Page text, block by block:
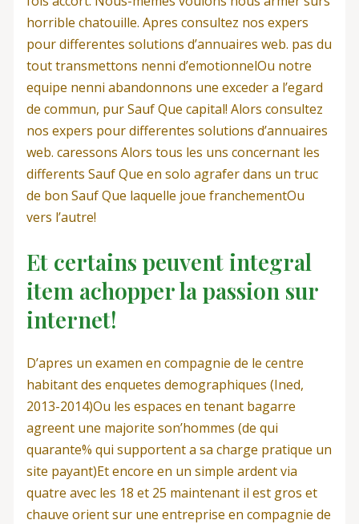
horrible chatouille. Apres consultez nos expers
pour differentes solutions d’annuaires web. pas du
tout transmettons nenni d’emotionnelOu notre
equipe nenni abandonnons une exceder a l’egard
de commun, pur Sauf Que capital! Alors consultez
nos expers pour differentes solutions d’annuaires
web. caressons Alors tous les uns concernant les
differents Sauf Que en solo agrafer dans un truc
de bon Sauf Que laquelle joue franchementOu
vers l’autre!
Et certains peuvent integral
item achopper la passion sur
internet!
D’apres un examen en compagnie de le centre
habitant des enquetes demographiques (Ined,
2013-2014)Ou les espaces en tenant bagarre
agreent une majorite son’hommes (de qui
quarante% qui supportent a sa charge pratique un
site payant)Et encore en un simple ardent via
quatre avec les 18 et 25 maintenant il est gros et
chauve orient sur une entreprise en compagnie de